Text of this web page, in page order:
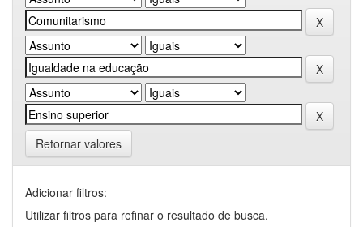
Retornar valores
Adicionar filtros:
Utilizar filtros para refinar o resultado de busca.